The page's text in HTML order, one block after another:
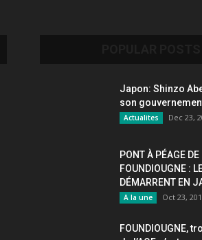
Japon: Shinzo
son
Actualites Dec 23,
PONT À PÉAGE DE
FOUNDIOUGNE :
DÉMARRENT EN
A la une Oct 23,
FOUNDIOUGNE,